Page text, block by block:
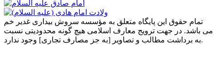
تمام حقوق این پایگاه متعلق به مؤسسه سروش بیداری غدیر خم
می باشد. در جهت ترویج معارف اسلامی هیچ گونه محدودیتی نسبت